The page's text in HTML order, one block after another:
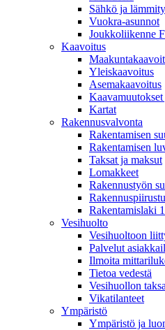
Sähkö ja
Vuokra-asunnot
Joukkoliikenne
Kaavoitus
Yleiskaavoitus
Asemakaavoitus
Kartat
Rakennusvalvonta
Rakentamisen
Rakentamisen
Taksat ja maksut
Lomakkeet
Rakennustyön
Rakentamislaki
Vesihuolto
Vesihuoltoon
Palvelut
Ilmoita
Tietoa vedestä
Vesihuollon
Vikatilanteet
Ympäristö
Ympäristö ja